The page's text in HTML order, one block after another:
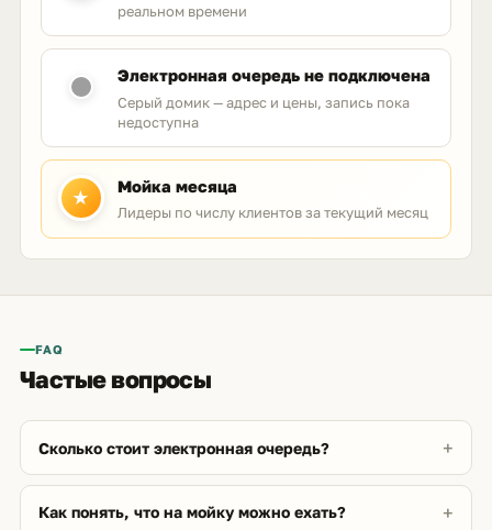
реальном времени
Электронная очередь не подключена
Серый домик — адрес и цены, запись пока
недоступна
★
Мойка месяца
Лидеры по числу клиентов за текущий месяц
FAQ
Частые вопросы
Сколько стоит электронная очередь?
Как понять, что на мойку можно ехать?